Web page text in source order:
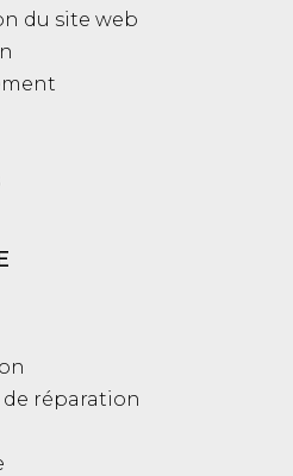
du site web
réparation